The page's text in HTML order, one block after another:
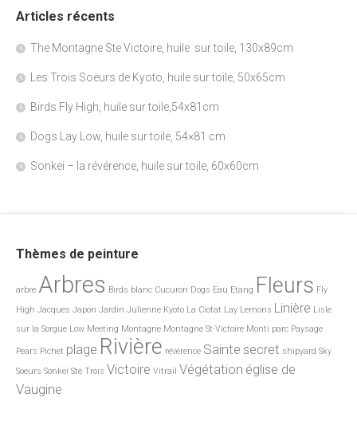
Articles récents
The Montagne Ste Victoire, huile sur toile, 130x89cm
Les Trois Soeurs de Kyoto, huile sur toile, 50x65cm
Birds Fly High, huile sur toile,54x81cm
Dogs Lay Low, huile sur toile, 54×81 cm
Sonkei – la révérence, huile sur toile, 60x60cm
Thèmes de peinture
arbre Arbres Birds blanc Cucuron Dogs Eau Etang Fleurs Fly
High Jacques Japon Jardin Julienne Kyoto La Ciotat Lay Lemons Linière Lisle
sur la Sorgue Low Meeting Montagne Montagne St-Victoire Monti parc Paysage
Pears Pichet plage Rivière révérence Sainte secret shipyard Sky
Soeurs Sonkei Ste Trois Victoire Vitrail Végétation église de
Vaugine